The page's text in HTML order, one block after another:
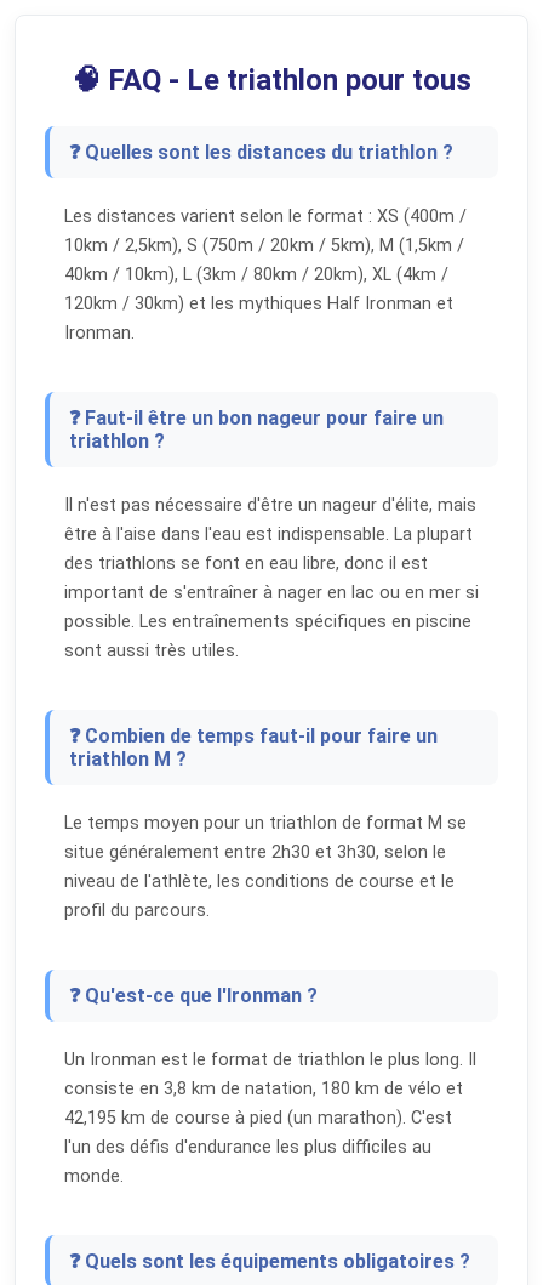
🧠 FAQ - Le triathlon pour tous
❓ Quelles sont les distances du triathlon ?
Les distances varient selon le format : XS (400m /
10km / 2,5km), S (750m / 20km / 5km), M (1,5km /
40km / 10km), L (3km / 80km / 20km), XL (4km /
120km / 30km) et les mythiques Half Ironman et
Ironman.
❓ Faut-il être un bon nageur pour faire un
triathlon ?
Il n'est pas nécessaire d'être un nageur d'élite, mais
être à l'aise dans l'eau est indispensable. La plupart
des triathlons se font en eau libre, donc il est
important de s'entraîner à nager en lac ou en mer si
possible. Les entraînements spécifiques en piscine
sont aussi très utiles.
❓ Combien de temps faut-il pour faire un
triathlon M ?
Le temps moyen pour un triathlon de format M se
situe généralement entre 2h30 et 3h30, selon le
niveau de l'athlète, les conditions de course et le
profil du parcours.
❓ Qu'est-ce que l'Ironman ?
Un Ironman est le format de triathlon le plus long. Il
consiste en 3,8 km de natation, 180 km de vélo et
42,195 km de course à pied (un marathon). C'est
l'un des défis d'endurance les plus difficiles au
monde.
❓ Quels sont les équipements obligatoires ?